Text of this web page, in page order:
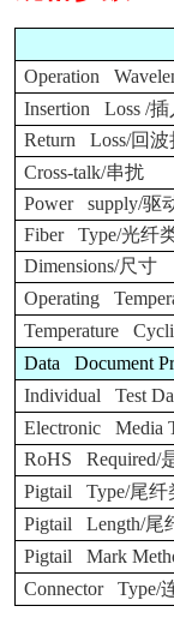
Operation
Insertion Loss /插
Return Loss/回波
Cross-talk/串扰
Power supply/驱
Fiber Type/光纤
Dimensions/尺寸
Operating
Temperature
Data Document
Individual Test
Electronic Media
RoHS Required/
Pigtail Type/尾纤
Pigtail Length/尾
Pigtail Mark
Connector Type/